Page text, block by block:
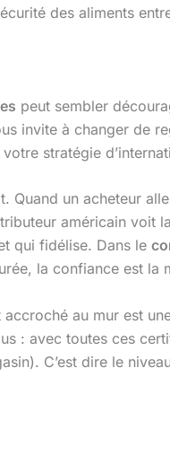
des aliments
peut sembler
invite à changer de
stratégie
Quand un acheteur
américain voit
qui fidélise. Dans le
la confiance est la
au mur est
: avec toutes ces
C’est dire le